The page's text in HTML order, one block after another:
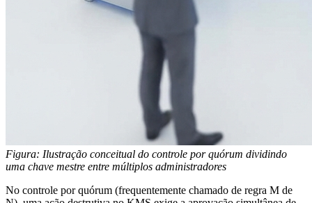
Figura: Ilustração conceitual do controle por quórum dividindo
uma chave mestre entre múltiplos administradores
No controle por quórum (frequentemente chamado de regra M de